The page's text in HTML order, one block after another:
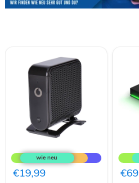
VDF4960
Wi-
Fi
6€19,99
Game
Drive
for
Xbox